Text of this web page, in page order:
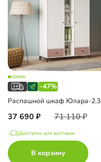
-47%
Распашной шкаф Юлара-2.3
37 690 71 110
Доступно для доставки
В корзину